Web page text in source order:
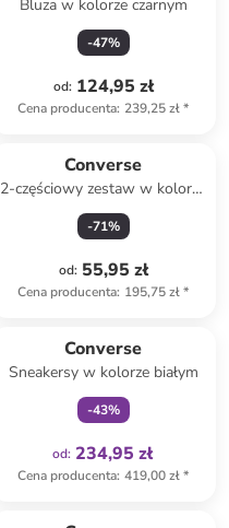
Bluza w kolorze czarnym
-47%
od: 124,95 zł
Cena producenta: 239,25 zł*
Converse
2-częściowy zestaw w kolorze
różowym
-71%
od: 55,95 zł
Cena producenta: 195,75 zł*
Converse
Sneakersy w kolorze białym
-43%
od: 234,95 zł
Cena producenta: 419,00 zł*